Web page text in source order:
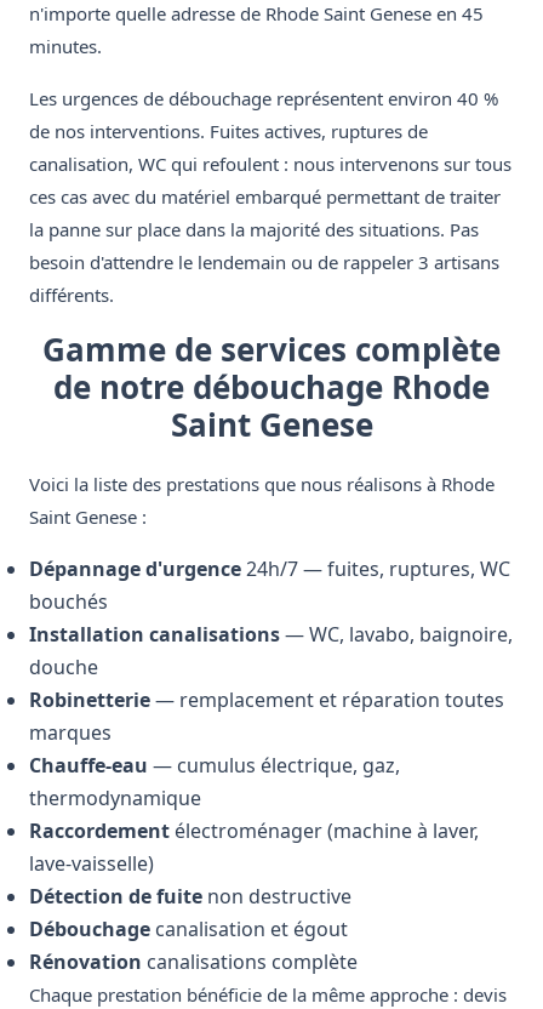
n'importe quelle adresse de Rhode Saint Genese en 45
minutes.
Les urgences de débouchage représentent environ 40 %
de nos interventions. Fuites actives, ruptures de
canalisation, WC qui refoulent : nous intervenons sur tous
ces cas avec du matériel embarqué permettant de traiter
la panne sur place dans la majorité des situations. Pas
besoin d'attendre le lendemain ou de rappeler 3 artisans
différents.
Gamme de services complète
de notre débouchage Rhode
Saint Genese
Voici la liste des prestations que nous réalisons à Rhode
Saint Genese :
Dépannage d'urgence24h/7 — fuites, ruptures, WC
bouchés
Installation canalisations— WC, lavabo, baignoire,
douche
Robinetterie— remplacement et réparation toutes
marques
Chauffe-eau — cumulus électrique, gaz,
thermodynamique
Raccordement électroménager (machine à laver,
lave-vaisselle)
Détection de fuite non destructive
Débouchage canalisation et égout
Rénovation canalisations complète
Chaque prestation bénéficie de la même approche : devis